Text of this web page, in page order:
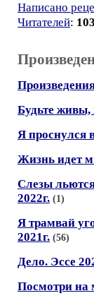
Написано
Читателей:
Будьте живы,
Я проснулся
Жизнь идет
Слезы
2022г. (1)
Я трамвай
2021г. (56)
Дело. Эссе
Посмотри на